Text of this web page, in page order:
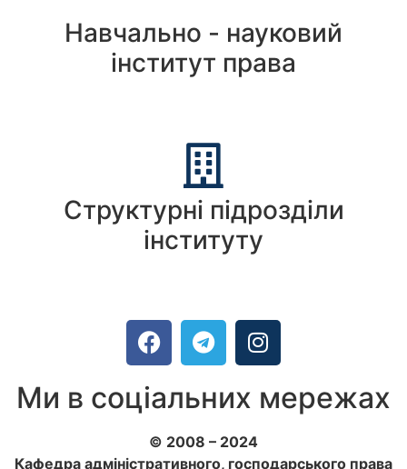
Навчально - науковий
інститут права
Структурні підрозділи
інституту
Ми в соціальних мережах
© 2008 – 2024
Кафедра адміністративного, господарського права